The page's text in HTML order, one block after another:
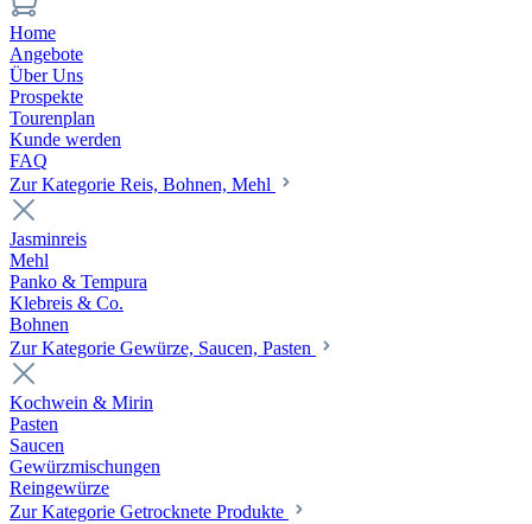
Home
Angebote
Über Uns
Prospekte
Tourenplan
Kunde werden
FAQ
Zur Kategorie Reis, Bohnen, Mehl
Jasminreis
Mehl
Panko & Tempura
Klebreis & Co.
Bohnen
Zur Kategorie Gewürze, Saucen, Pasten
Kochwein & Mirin
Pasten
Saucen
Gewürzmischungen
Reingewürze
Zur Kategorie Getrocknete Produkte